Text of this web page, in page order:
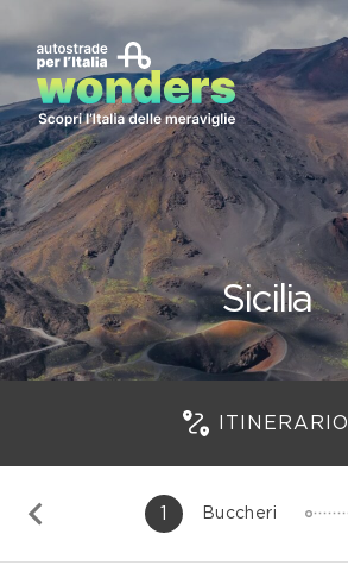
Sicilia
ITINERARIO
1 Buccheri